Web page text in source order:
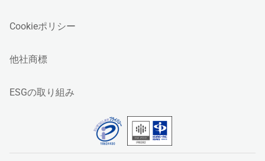
Cookieポリシー
他社商標
ESGの取り組み